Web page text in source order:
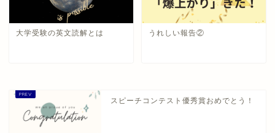
大学受験の英文読解とは うれしい報告②
スピーチコンテスト優秀賞おめでとう！